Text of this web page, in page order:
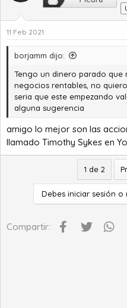
11 Feb 2021
borjamm dijo:
Tengo un dinero parado que
negocios rentables, no
seria que este empezando
alguna sugerencia
amigo lo mejor son las
llamado Timothy Sykes en
1 de 2
Debes iniciar sesión
Compartir: Facebook
Twitter